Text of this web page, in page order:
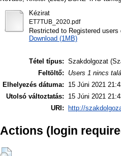
Kézirat
ET7TUB_2020.pdf
Restricted to Registered users
Download (1MB)
Tétel típus: Szakdolgozat
Feltöltő:
Users 1 nincs
Elhelyezés dátuma:
15 Júni 2021
Utolsó változtatás:
15 Júni 2021
URI:
http://
Actions (login